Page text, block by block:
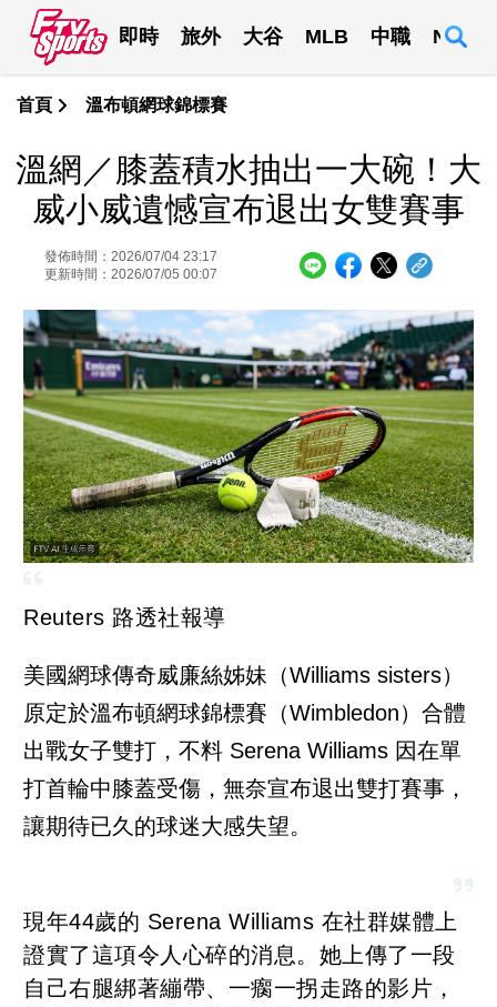
即時 旅外 大谷 MLB 中職 NBA
首頁 溫布頓網球錦標賽
溫網／膝蓋積水抽出一大碗！大
威小威遺憾宣布退出女雙賽事
發佈時間：2026/07/04 23:17
更新時間：2026/07/05 00:07
Reuters 路透社報導
美國網球傳奇威廉絲姊妹（Williams sisters）
原定於溫布頓網球錦標賽（Wimbledon）合體
出戰女子雙打，不料 Serena Williams 因在單
打首輪中膝蓋受傷，無奈宣布退出雙打賽事，
讓期待已久的球迷大感失望。
現年44歲的 Serena Williams 在社群媒體上
證實了這項令人心碎的消息。她上傳了一段
自己右腿綁著繃帶、一瘸一拐走路的影片，